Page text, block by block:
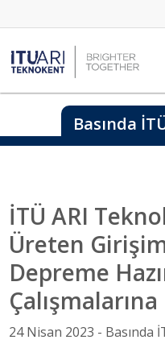
Basında
İTÜ ARI
Üreten
Depreme
Çalışmalarına
24 Nisan 2023 - Basında